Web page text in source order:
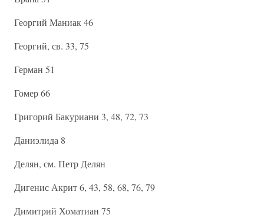
Георгий Маниак 46
Георгий, св. 33, 75
Герман 51
Гомер 66
Григорий Бакуриани 3, 48, 72, 73
Даниэлида 8
Делян, см. Петр Делян
Дигенис Акрит 6, 43, 58, 68, 76, 79
Димитрий Хоматиан 75